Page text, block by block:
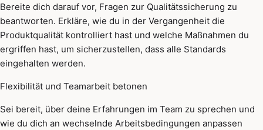
Bereite dich darauf vor, Fragen zur Qualitätssicherung zu
beantworten. Erkläre, wie du in der Vergangenheit die
Produktqualität kontrolliert hast und welche Maßnahmen du
ergriffen hast, um sicherzustellen, dass alle Standards
eingehalten werden.
Flexibilität und Teamarbeit betonen
Sei bereit, über deine Erfahrungen im Team zu sprechen und
wie du dich an wechselnde Arbeitsbedingungen anpassen